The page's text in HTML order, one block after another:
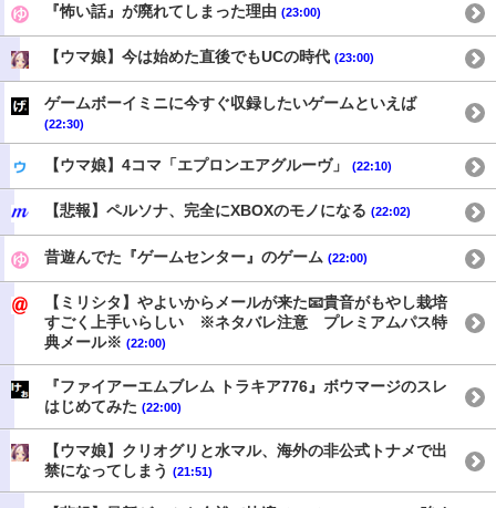
『怖い話』が廃れてしまった理由 (23:00)
【ウマ娘】今は始めた直後でもUCの時代 (23:00)
ゲームボーイミニに今すぐ収録したいゲームといえば
(22:30)
【ウマ娘】4コマ「エプロンエアグルーヴ」 (22:10)
【悲報】ペルソナ、完全にXBOXのモノになる (22:02)
昔遊んでた『ゲームセンター』のゲーム (22:00)
【ミリシタ】やよいからメールが来た📧貴音がもやし栽培
すごく上手いらしい ※ネタバレ注意 プレミアムパス特
典メール※ (22:00)
『ファイアーエムブレム トラキア776』ボウマージのスレ
はじめてみた (22:00)
【ウマ娘】クリオグリと水マル、海外の非公式トナメで出
禁になってしまう (21:51)